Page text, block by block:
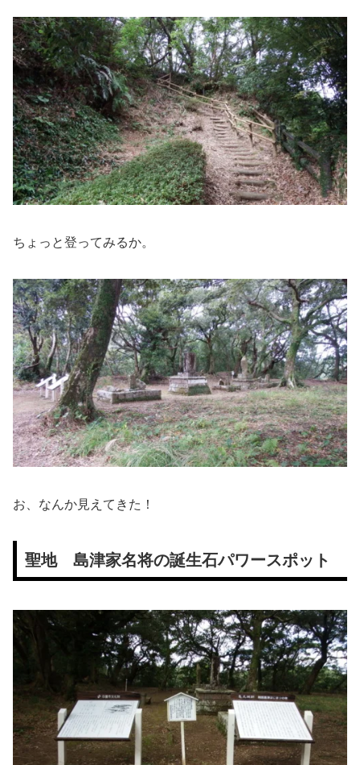
ちょっと登ってみるか。
お、なんか見えてきた！
聖地 島津家名将の誕生石パワースポット